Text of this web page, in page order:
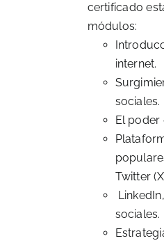
certificado
módulos:
internet.
sociales.
El poder
Twitter
sociales.